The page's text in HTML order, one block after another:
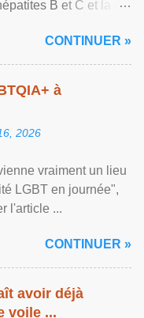
B et C et la ...
CONTINUER »
à
2026
vraiment un lieu
LGBT en journée",
l'article ...
CONTINUER »
avoir déjà
voile ...